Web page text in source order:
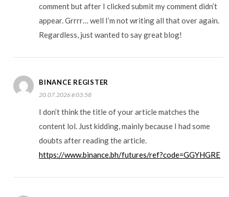
comment but after I clicked submit my comment didn’t
appear. Grrrr… well I’m not writing all that over again.
Regardless, just wanted to say great blog!
BINANCE REGISTER
20.07.2026 в 03:58
I don’t think the title of your article matches the
content lol. Just kidding, mainly because I had some
doubts after reading the article.
https://www.binance.bh/futures/ref?code=GGYHGRE